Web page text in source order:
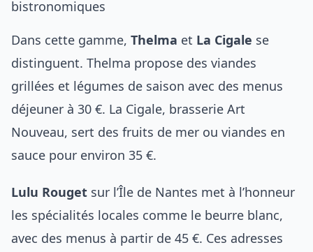
bistronomiques
Dans cette gamme, Thelma et La Cigale se
distinguent. Thelma propose des viandes
grillées et légumes de saison avec des menus
déjeuner à 30 €. La Cigale, brasserie Art
Nouveau, sert des fruits de mer ou viandes en
sauce pour environ 35 €.
Lulu Rouget sur l’Île de Nantes met à l’honneur
les spécialités locales comme le beurre blanc,
avec des menus à partir de 45 €. Ces adresses